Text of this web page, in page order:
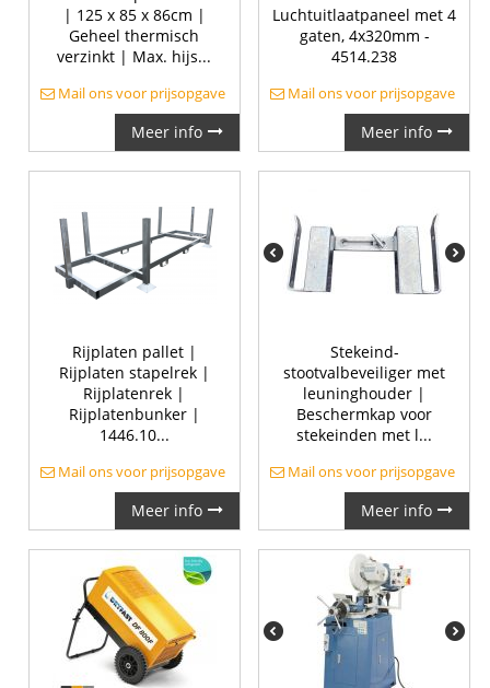
| 125 x 85 x 86cm |
Geheel thermisch
verzinkt | Max. hijs...
Mail ons voor prijsopgave
Meer info
Luchtuitlaatpaneel met 4
gaten, 4x320mm -
4514.238
Mail ons voor prijsopgave
Meer info
Rijplaten pallet |
Rijplaten stapelrek |
Rijplatenrek |
Rijplatenbunker |
1446.10...
Mail ons voor prijsopgave
Meer info
Stekeind-
stootvalbeveiliger met
leuninghouder |
Beschermkap voor
stekeinden met l...
Mail ons voor prijsopgave
Meer info